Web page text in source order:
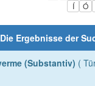
Í
Ó
Ergebnisse der
(Substantiv) (